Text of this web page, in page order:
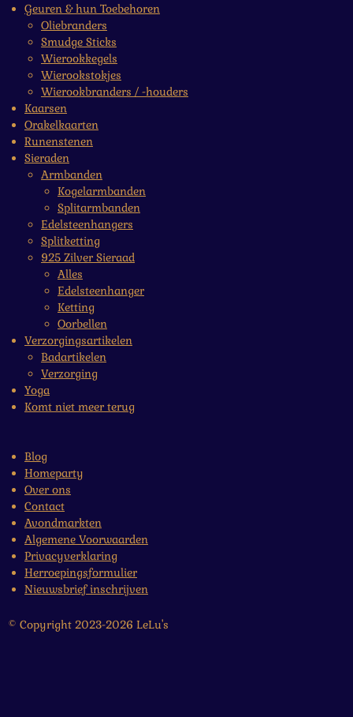
Geuren & hun Toebehoren
Oliebranders
Smudge Sticks
Wierookkegels
Wierookstokjes
Wierookbranders / -houders
Kaarsen
Orakelkaarten
Runenstenen
Sieraden
Armbanden
Kogelarmbanden
Splitarmbanden
Edelsteenhangers
Splitketting
925 Zilver Sieraad
Alles
Edelsteenhanger
Ketting
Oorbellen
Verzorgingsartikelen
Badartikelen
Verzorging
Yoga
Komt niet meer terug
Blog
Homeparty
Over ons
Contact
Avondmarkten
Algemene Voorwaarden
Privacyverklaring
Herroepingsformulier
Nieuwsbrief inschrijven
© Copyright 2023-2026 LeLu's